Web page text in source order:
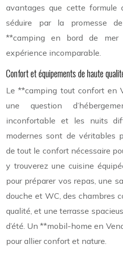
avantages que cette formule
séduire par la promesse
**camping en bord de
expérience incomparable.
Confort et équipements de haute
Le **camping tout confort en
une question
inconfortable et les nuits
modernes sont de véritables
de tout le confort nécessaire
y trouverez une cuisine
pour préparer vos repas, une
douche et WC, des chambres
qualité, et une terrasse
d’été. Un **mobil-home en
pour allier confort et nature.